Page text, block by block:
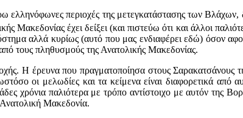
ελληνόφωνες περιοχές της μετεγκατάστασης των
Μακεδονίας έχει δείξει (και πιστεύω ότι και άλλοι
αλλά κυρίως (αυτό που μας ενδιαφέρει εδώ) όσον
τους πληθυσμούς της Ανατολικής Μακεδονίας.
Η έρευνα που πραγματοποίησα στους Σαρακατσάνους
οι μελωδίες και τα κείμενα είναι διαφορετικά
χρόνια παλιότερα με τρόπο αντίστοιχο με αυτόν της
Μακεδονία.